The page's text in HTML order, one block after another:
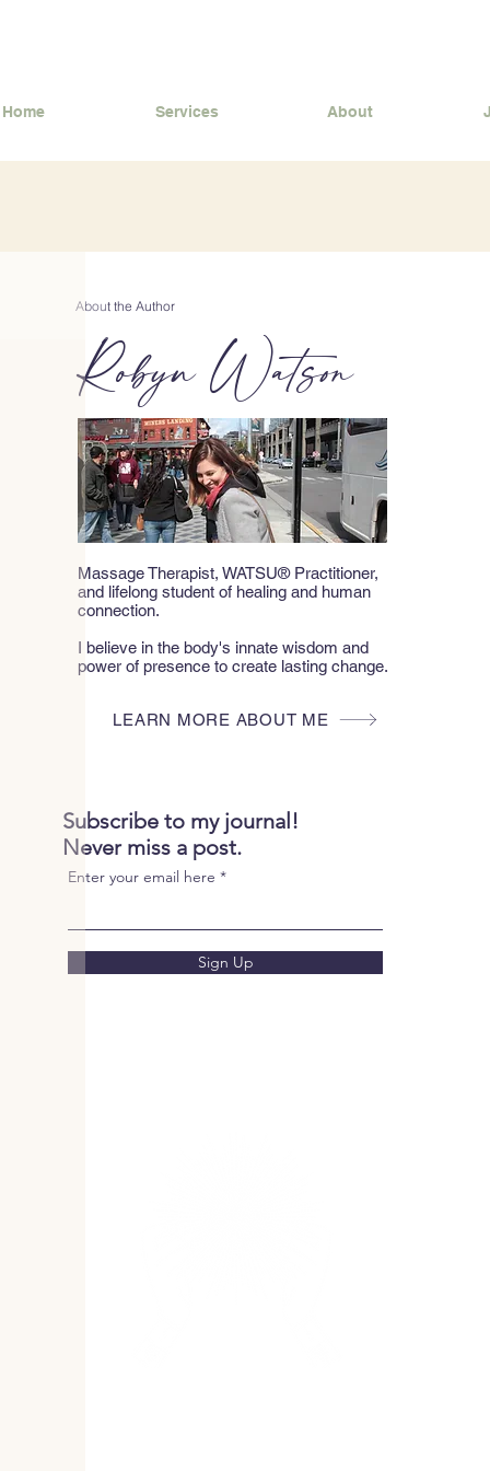
Home Services About
About the Author
Robyn Watson
Massage Therapist, WATSU® Practitioner,
and lifelong student of healing and human
connection.
I believe in the body's innate wisdom and
power of presence to create lasting change.
LEARN MORE ABOUT ME
Subscribe to my journal!
Never miss a post.
Enter your email here
Sign Up